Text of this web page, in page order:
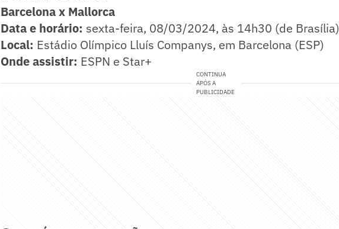
Barcelona x Mallorca
Data e horário: sexta-feira, 08/03/2024, às 14h30 (de Brasília)
Local: Estádio Olímpico Lluís Companys, em Barcelona (ESP)
Onde assistir: ESPN e Star+
CONTINUA
APÓS A
PUBLICIDADE